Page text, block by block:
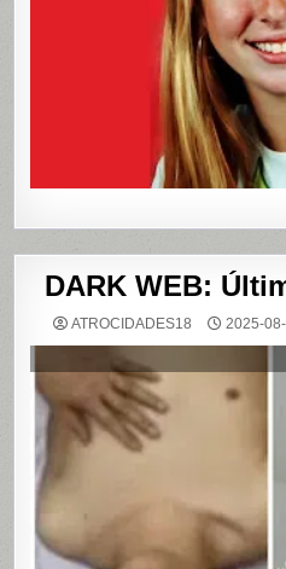
DARK WEB:
ATROCIDADES18 2025-